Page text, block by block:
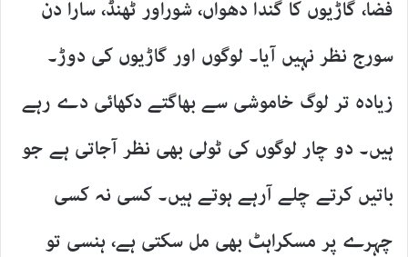
فضا، گاڑیوں کا گندا دھواں، شوراور ٹھنڈ، سارا دن
سورج نظر نہیں آیا۔ لوگوں اور گاڑیوں کی دوڑ۔
زیادہ تر لوگ خاموشی سے بھاگتے دکھائی دے رہے
ہیں۔ دو چار لوگوں کی ٹولی بھی نظر آجاتی ہے جو
باتیں کرتے چلے آرہے ہوتے ہیں۔ کسی نہ کسی
چہرے پر مسکراہٹ بھی مل سکتی ہے، ہنسی تو